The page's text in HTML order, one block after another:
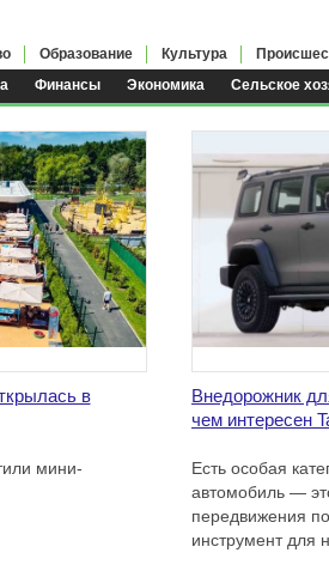
Финансы Экономика Сельское
Образование Культура
в
мини-
Внедорожник
чем интересен
Есть особая
автомобиль —
передвижения
инструмент для